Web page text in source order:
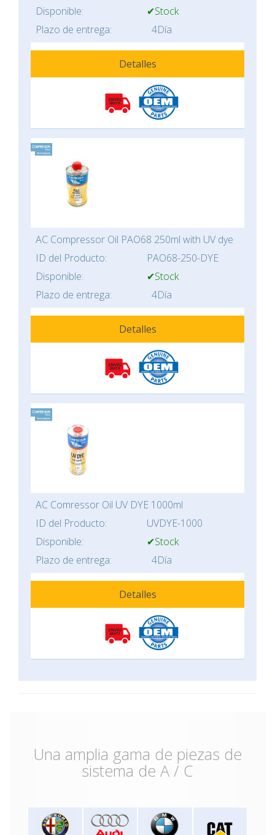
Disponible:
✔Stock
Plazo de entrega:
4Día
Detalles
AC Compressor Oil PAO68 250ml with UV dye
ID del Producto:
PAO68-250-DYE
Disponible:
✔Stock
Plazo de entrega:
4Día
Detalles
AC Comressor Oil UV DYE 1000ml
ID del Producto:
UVDYE-1000
Disponible:
✔Stock
Plazo de entrega:
4Día
Detalles
Una amplia gama de piezas de
sistema de A / C